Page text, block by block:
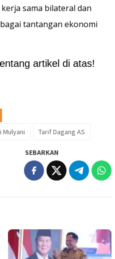
sama bilateral dan
tantangan ekonomi
artikel di atas!
Mulyani Tarif Dagang AS
SEBARKAN